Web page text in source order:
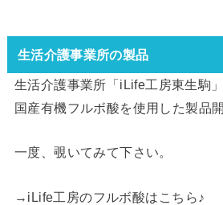
生活介護事業所の製品
生活介護事業所「iLife工房東生駒
国産有機フルボ酸を使用した製品
一度、覗いてみて下さい。
→ iLife工房のフルボ酸はこちら♪